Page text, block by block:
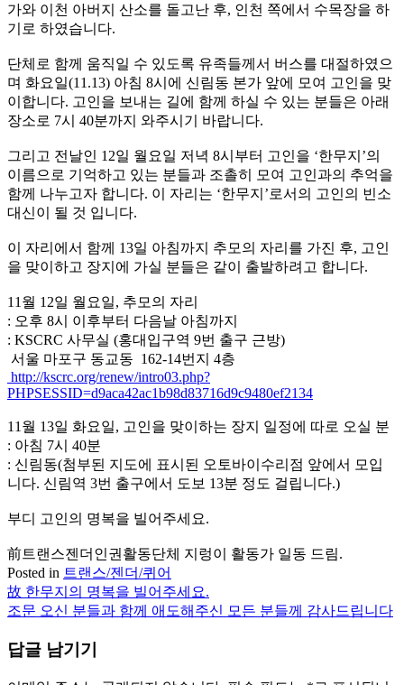
가와 이천 아버지 산소를 돌고난 후, 인천 쪽에서 수목장을 하
기로 하였습니다.
단체로 함께 움직일 수 있도록 유족들께서 버스를 대절하였으
며 화요일(11.13) 아침 8시에 신림동 본가 앞에 모여 고인을 맞
이합니다. 고인을 보내는 길에 함께 하실 수 있는 분들은 아래
장소로 7시 40분까지 와주시기 바랍니다.
그리고 전날인 12일 월요일 저녁 8시부터 고인을 ‘한무지’의
이름으로 기억하고 있는 분들과 조촐히 모여 고인과의 추억을
함께 나누고자 합니다. 이 자리는 ‘한무지’로서의 고인의 빈소
대신이 될 것 입니다.
이 자리에서 함께 13일 아침까지 추모의 자리를 가진 후, 고인
을 맞이하고 장지에 가실 분들은 같이 출발하려고 합니다.
11월 12일 월요일, 추모의 자리
: 오후 8시 이후부터 다음날 아침까지
: KSCRC 사무실 (홍대입구역 9번 출구 근방)
서울 마포구 동교동 162-14번지 4층
http://kscrc.org/renew/intro03.php?
PHPSESSID=d9aca42ac1b98d83716d9c9480ef2134
11월 13일 화요일, 고인을 맞이하는 장지 일정에 따로 오실 분
: 아침 7시 40분
: 신림동(첨부된 지도에 표시된 오토바이수리점 앞에서 모입
니다. 신림역 3번 출구에서 도보 13분 정도 걸립니다.)
부디 고인의 명복을 빌어주세요.
前트랜스젠더인권활동단체 지렁이 활동가 일동 드림.
Posted in 트랜스/젠더/퀴어
글
색
故 한무지의 명복을 빌어주세요.
조문 오신 분들과 함께 애도해주신 모든 분들께 감사드립니다
답글 남기기